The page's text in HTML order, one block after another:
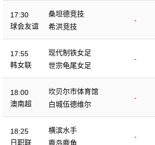
17:30
球会友谊
桑坦德竞技
-
希洪竞技
17:55
韩女联
现代制铁女足
-
世宗龟尾女足
18:00
澳南超
坎贝尔市体育馆
-
白城伍德维尔
18:25
日职联
横滨水手
-
鹿岛鹿角